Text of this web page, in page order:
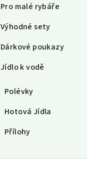
Pro malé rybáře
Výhodné sety
Dárkové poukazy
Jídlo k vodě
Polévky
Hotová Jídla
Přílohy